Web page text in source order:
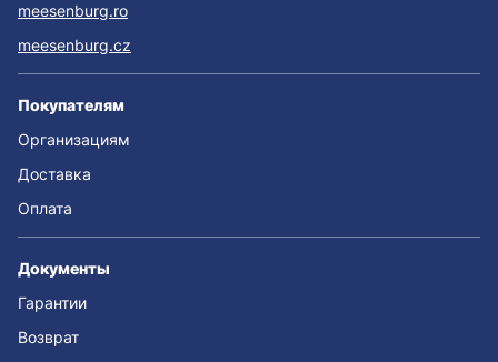
meesenburg.ro
meesenburg.cz
Покупателям
Организациям
Доставка
Оплата
Документы
Гарантии
Возврат